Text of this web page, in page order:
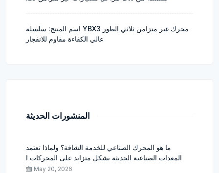
اسم المنتج: سلسلة YBX3 محرك غير متزامن ثلاثي الطور
عالي الكفاءة مقاوم للانفجار
المنشورات الحديثة
ما هو المحرك الصناعي للخدمة الشاقة؟ ولماذا تعتمد
المعدات الصناعية الحديثة بشكل متزايد على المحركات ا
May 20, 2026